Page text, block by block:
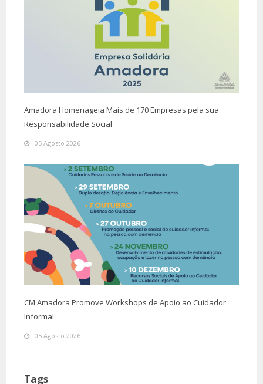
Amadora Homenageia Mais de 170 Empresas pela sua
Responsabilidade Social
05 Agosto 2026
CM Amadora Promove Workshops de Apoio ao Cuidador
Informal
05 Agosto 2026
Tags